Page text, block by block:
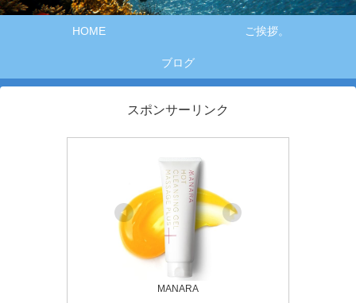
HOME ご挨拶。
ブログ
スポンサーリンク
MANARA